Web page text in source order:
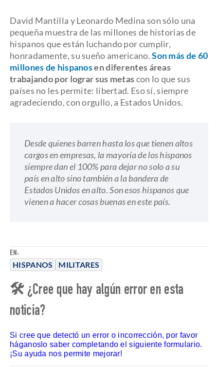
EN:
HISPANOS MILITARES
David Mantilla y Leonardo Medina son sólo una
pequeña muestra de las millones de historias de
hispanos que están luchando por cumplir,
honradamente, su sueño americano.Son más de 60
millones de hispanosen diferentes áreas
trabajando por lograr sus metascon lo que sus
países no les permite: libertad. Eso sí, siempre
agradeciendo, con orgullo, a Estados Unidos.
Desde quienes barren hasta los que tienen altos
cargos en empresas, la mayoría de los hispanos
siempre dan el 100% para dejar no solo a su
país en alto sino también a la bandera de
Estados Unidos en alto. Son esos hispanos que
vienen a hacer cosas buenas en este país.
🛠 ¿Cree que hay algún error en esta
noticia?
Si cree que detectó un error o incorrección, por favor
háganoslo saber completando el siguiente formulario.
¡Su ayuda nos permite mejorar!